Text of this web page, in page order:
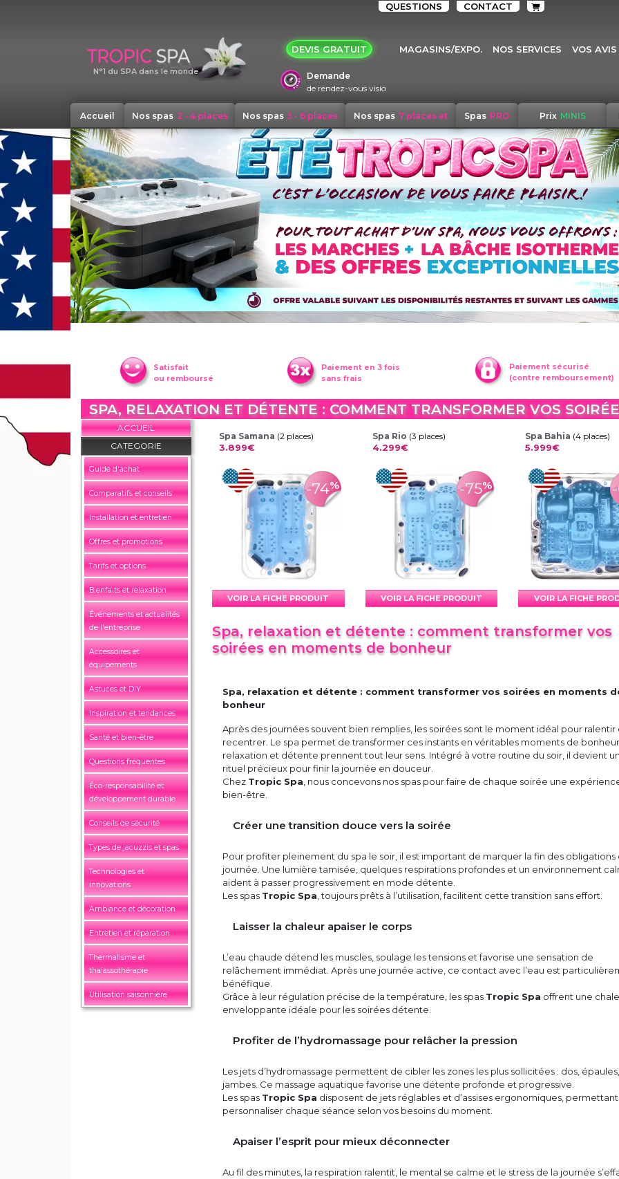
QUESTIONS CONTACT
N°1 du SPA dans le monde
DEVIS GRATUIT MAGASINS/EXPO. NOS SERVICES VOS AVIS
Demande
de rendez-vous visio
Accueil Nos spas 2 - 4 places Nos spas 5 - 6 places Nos spas 7 places et
+
Spas PRO Prix MINIS
Satisfait
ou remboursé
Paiement en 3 fois
sans frais
Paiement sécurisé
(contre remboursement)
SPA, RELAXATION ET DÉTENTE : COMMENT TRANSFORMER VOS
ACCUEIL
CATEGORIE
Guide d'achat
Comparatifs et conseils
Installation et entretien
Offres et promotions
Tarifs et options
Bienfaits et relaxation
Événements et actualités
de l'entreprise
Accessoires et
équipements
Astuces et DIY
Inspiration et tendances
Santé et bien-être
Questions fréquentes
Éco-responsabilité et
développement durable
Conseils de sécurité
Types de jacuzzis et spas
Technologies et
innovations
Ambiance et décoration
Entretien et réparation
Thermalisme et
thalassothérapie
Utilisation saisonnière
Spa Samana (2 places)
3.899€
-74%
VOIR LA FICHE PRODUIT
Spa Rio (3 places)
4.299€
-75%
VOIR LA FICHE PRODUIT
Spa Bahia (4 places)
5.999€
VOIR LA FICHE
Spa, relaxation et détente : comment transformer vos
soirées en moments de bonheur
Spa, relaxation et détente : comment transformer vos soirées en moments
bonheur
Après des journées souvent bien remplies, les soirées sont le moment idéal pour ralentir
recentrer. Le spa permet de transformer ces instants en véritables moments de
relaxation et détente prennent tout leur sens. Intégré à votre routine du soir, il devient un
rituel précieux pour finir la journée en douceur.
Chez Tropic Spa , nous concevons nos spas pour faire de chaque soirée une
bien-être.
Créer une transition douce vers la soirée
Pour profiter pleinement du spa le soir, il est important de marquer la fin des obligations
journée. Une lumière tamisée, quelques respirations profondes et un environnement
aident à passer progressivement en mode détente.
Les spas Tropic Spa , toujours prêts à l’utilisation, facilitent cette transition sans effort.
Laisser la chaleur apaiser le corps
L’eau chaude détend les muscles, soulage les tensions et favorise une sensation de
relâchement immédiat. Après une journée active, ce contact avec l’eau est
bénéfique.
Grâce à leur régulation précise de la température, les spas Tropic Spa offrent une
enveloppante idéale pour les soirées détente.
Profiter de l’hydromassage pour relâcher la pression
Les jets d’hydromassage permettent de cibler les zones les plus sollicitées : dos, épaules,
jambes. Ce massage aquatique favorise une détente profonde et progressive.
Les spas Tropic Spa disposent de jets réglables et d’assises ergonomiques,
personnaliser chaque séance selon vos besoins du moment.
Apaiser l’esprit pour mieux déconnecter
Au fil des minutes, la respiration ralentit, le mental se calme et le stress de la journée